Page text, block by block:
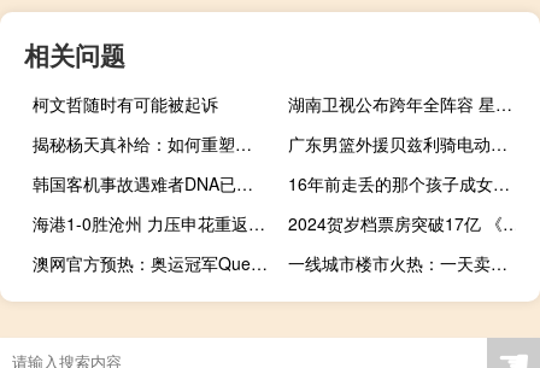
相关问题
柯文哲随时有可能被起诉
湖南卫视公布跨年全阵容 星光璀璨齐聚海口
揭秘杨天真补给：如何重塑艺人管理的新标杆？
广东男篮外援贝兹利骑电动车险撞墙 惊险瞬间引热议
韩国客机事故遇难者DNA已全部采集 遇难乘客最后的短信
16年前走丢的那个孩子成女警 感恩之心传承守护西湖畔
海港1-0胜沧州 力压申花重返榜首 武磊破门助登顶
2024贺岁档票房突破17亿 《好东西》领跑
澳网官方预热：奥运冠军QueenWen提醒您，距2025澳网开幕还有9天 郑钦文主题海报发布
一线城市楼市火热：一天卖四五十套，新政助力楼市回暖